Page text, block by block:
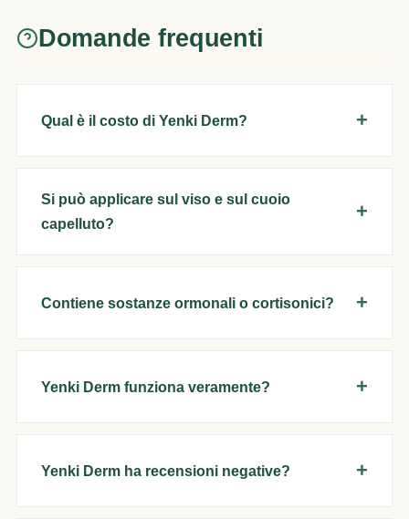
Domande frequenti
Qual è il costo di Yenki Derm?
Si può applicare sul viso e sul cuoio
capelluto?
Contiene sostanze ormonali o cortisonici?
Yenki Derm funziona veramente?
Yenki Derm ha recensioni negative?